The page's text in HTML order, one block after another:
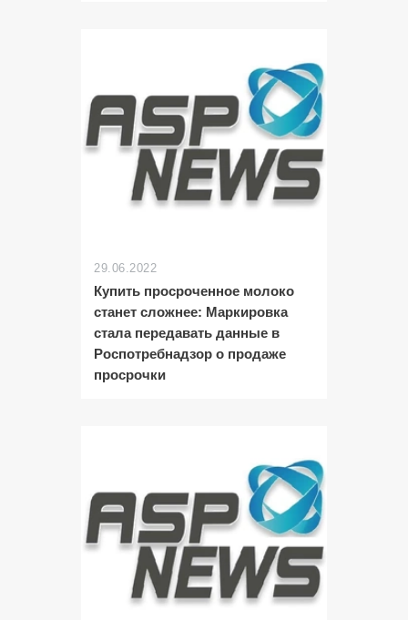
29.06.2022
Купить просроченное молоко
станет сложнее: Маркировка
стала передавать данные в
Роспотребнадзор о продаже
просрочки